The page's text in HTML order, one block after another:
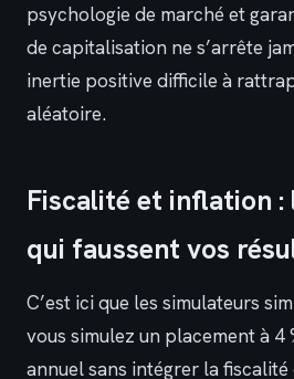
psychologie de marché et
de capitalisation ne s’arrête
inertie positive difficile à
aléatoire.
Fiscalité et inflation :
qui faussent vos
C’est ici que les simulateurs
vous simulez un placement à 4
annuel sans intégrer la fiscalité